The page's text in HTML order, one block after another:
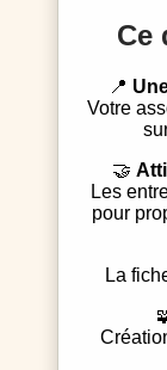
Votre
Les
pour
La